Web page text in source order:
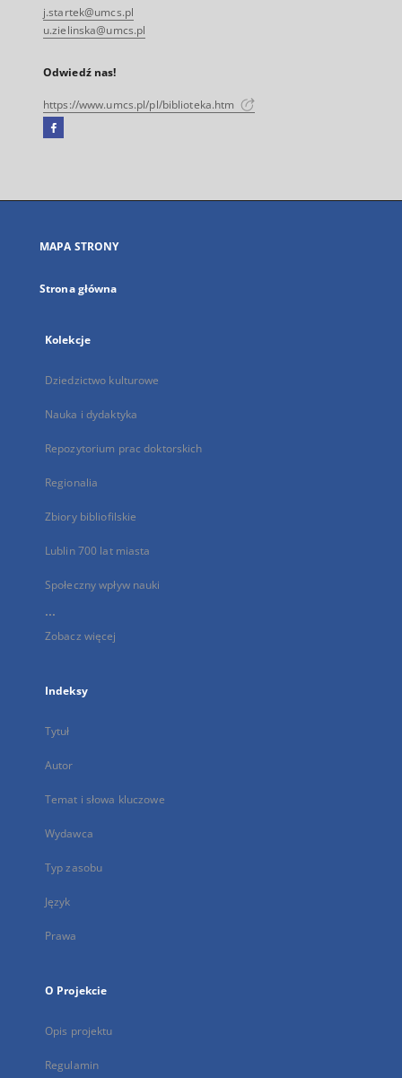
j.startek@umcs.pl
u.zielinska@umcs.pl
Odwiedź nas!
https://www.umcs.pl/pl/biblioteka.htm
Facebook
się
karcie
MAPA STRONY
Strona główna
Kolekcje
Dziedzictwo kulturowe
Nauka i dydaktyka
Repozytorium prac doktorskich
Regionalia
Zbiory bibliofilskie
Lublin 700 lat miasta
Społeczny wpływ nauki
...
Zobacz więcej
Indeksy
Tytuł
Autor
Temat i słowa kluczowe
Wydawca
Typ zasobu
Język
Prawa
O Projekcie
Opis projektu
Regulamin